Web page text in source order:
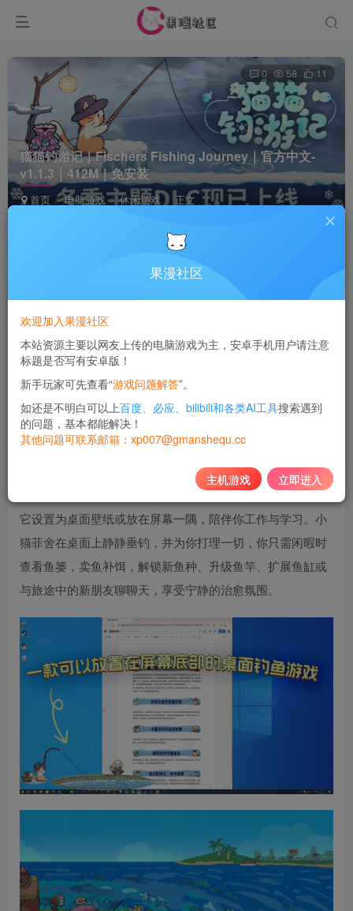
猫猫钓游记｜Fischers Fishing Journey｜官方中文-
v1.1.3｜412M｜免安装
首页 电脑游戏 休闲游戏 正文
0 58 11
此内容为付费资源，请付费后查看
10
黄金会员免费
《猫猫钓游记》是一款轻松治愈的放置钓鱼游戏，你可以将
它设置为桌面壁纸或放在屏幕一隅，陪伴你工作与学习。小
猫菲舍在桌面上静静垂钓，并为你打理一切，你只需闲暇时
查看鱼篓，卖鱼补饵，解锁新鱼种、升级鱼竿、扩展鱼缸或
与旅途中的新朋友聊聊天，享受宁静的治愈氛围。
果漫社区
欢迎加入果漫社区
本站资源主要以网友上传的电脑游戏为主，安卓手机用户请注意
标题是否写有安卓版！
新手玩家可先查看“游戏问题解答”。
如还是不明白可以上百度、必应、bilibili和各类AI工具搜索遇到
的问题，基本都能解决！
其他问题可联系邮箱：xp007@gmanshequ.cc
主机游戏 立即进入